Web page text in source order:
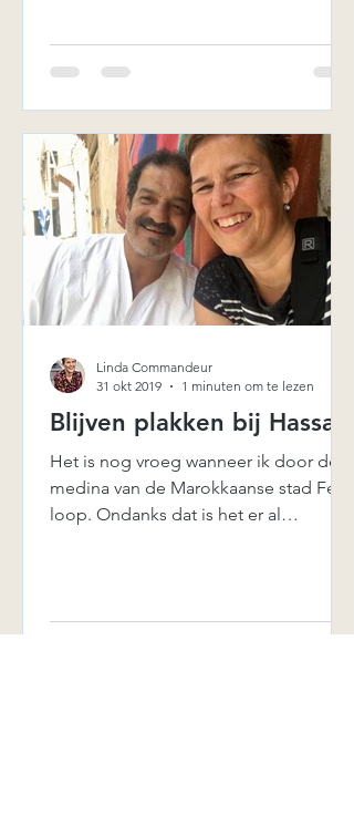
Blijven plakken bij Hassan
Het is nog vroeg wanneer ik door de
medina van de Marokkaanse stad Fes
loop. Ondanks dat is het er al
Linda Commandeur
31 okt 2019
1 minuten om te lezen